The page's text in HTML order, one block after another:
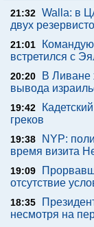
21:32 Walla: в
двух
21:01
встретился с
20:20
В Ливане
вывода
19:42
греков
19:38
NYP:
время визита
19:09
отсутствие
18:35
несмотря на